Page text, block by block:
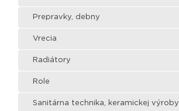
Prepravky, debny
Vrecia
Radiátory
Role
Sanitárna technika, keramickej výroby